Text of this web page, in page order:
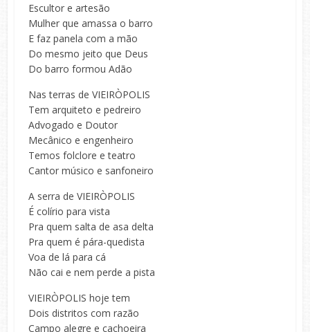
Escultor e artesão
Mulher que amassa o barro
E faz panela com a mão
Do mesmo jeito que Deus
Do barro formou Adão
Nas terras de VIEIRÒPOLIS
Tem arquiteto e pedreiro
Advogado e Doutor
Mecânico e engenheiro
Temos folclore e teatro
Cantor músico e sanfoneiro
A serra de VIEIRÒPOLIS
É colírio para vista
Pra quem salta de asa delta
Pra quem é pára-quedista
Voa de lá para cá
Não cai e nem perde a pista
VIEIRÒPOLIS hoje tem
Dois distritos com razão
Campo alegre e cachoeira